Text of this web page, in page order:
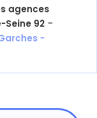
agences
92 -
-